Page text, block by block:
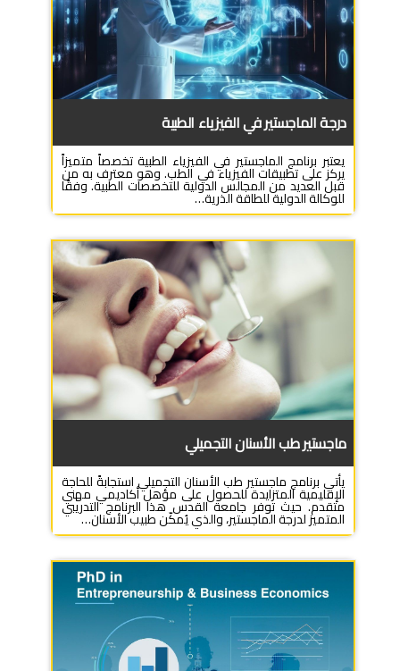
درجة الماجستير في الفيزياء الطبية
يعتبر برنامج الماجستير في الفيزياء الطبية تخصصاً متميزاً
يركز على تطبيقات الفيزياء في الطب. وهو معترف به من
قبل العديد من المجالس الدولية للتخصصات الطبية. وفقًا
للوكالة الدولية للطاقة الذرية…
ماجستير طب الأسنان التجميلي
يأتي برنامج ماجستير طب الأسنان التجميلي استجابةً للحاجة
الإقليمية المتزايدة للحصول على مؤهل أكاديمي مهني
متقدم. حيث توفر جامعة القدس هذا البرنامج التدريبي
المتميز لدرجة الماجستير، والذي يُمكّن طبيب الأسنان…